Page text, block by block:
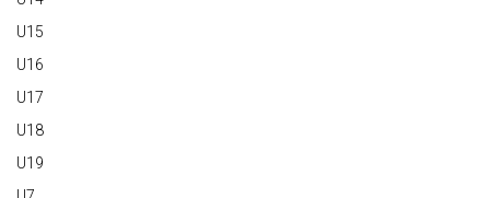
U15
U16
U17
U18
U19